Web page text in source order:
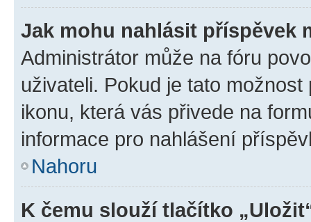
Jak mohu nahlásit příspěvek
Administrátor může na fóru
uživateli. Pokud je tato
ikonu, která vás přivede na
informace pro nahlášení
Nahoru
K čemu slouží tlačítko